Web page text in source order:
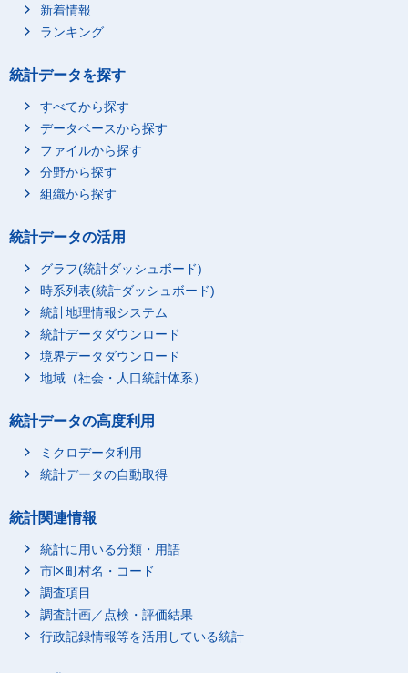
新着情報
ランキング
統計データを探す
すべてから探す
データベースから探す
ファイルから探す
分野から探す
組織から探す
統計データの活用
グラフ(統計ダッシュボード)
時系列表(統計ダッシュボード)
統計地理情報システム
統計データダウンロード
境界データダウンロード
地域（社会・人口統計体系）
統計データの高度利用
ミクロデータ利用
統計データの自動取得
統計関連情報
統計に用いる分類・用語
市区町村名・コード
調査項目
調査計画／点検・評価結果
行政記録情報等を活用している統計